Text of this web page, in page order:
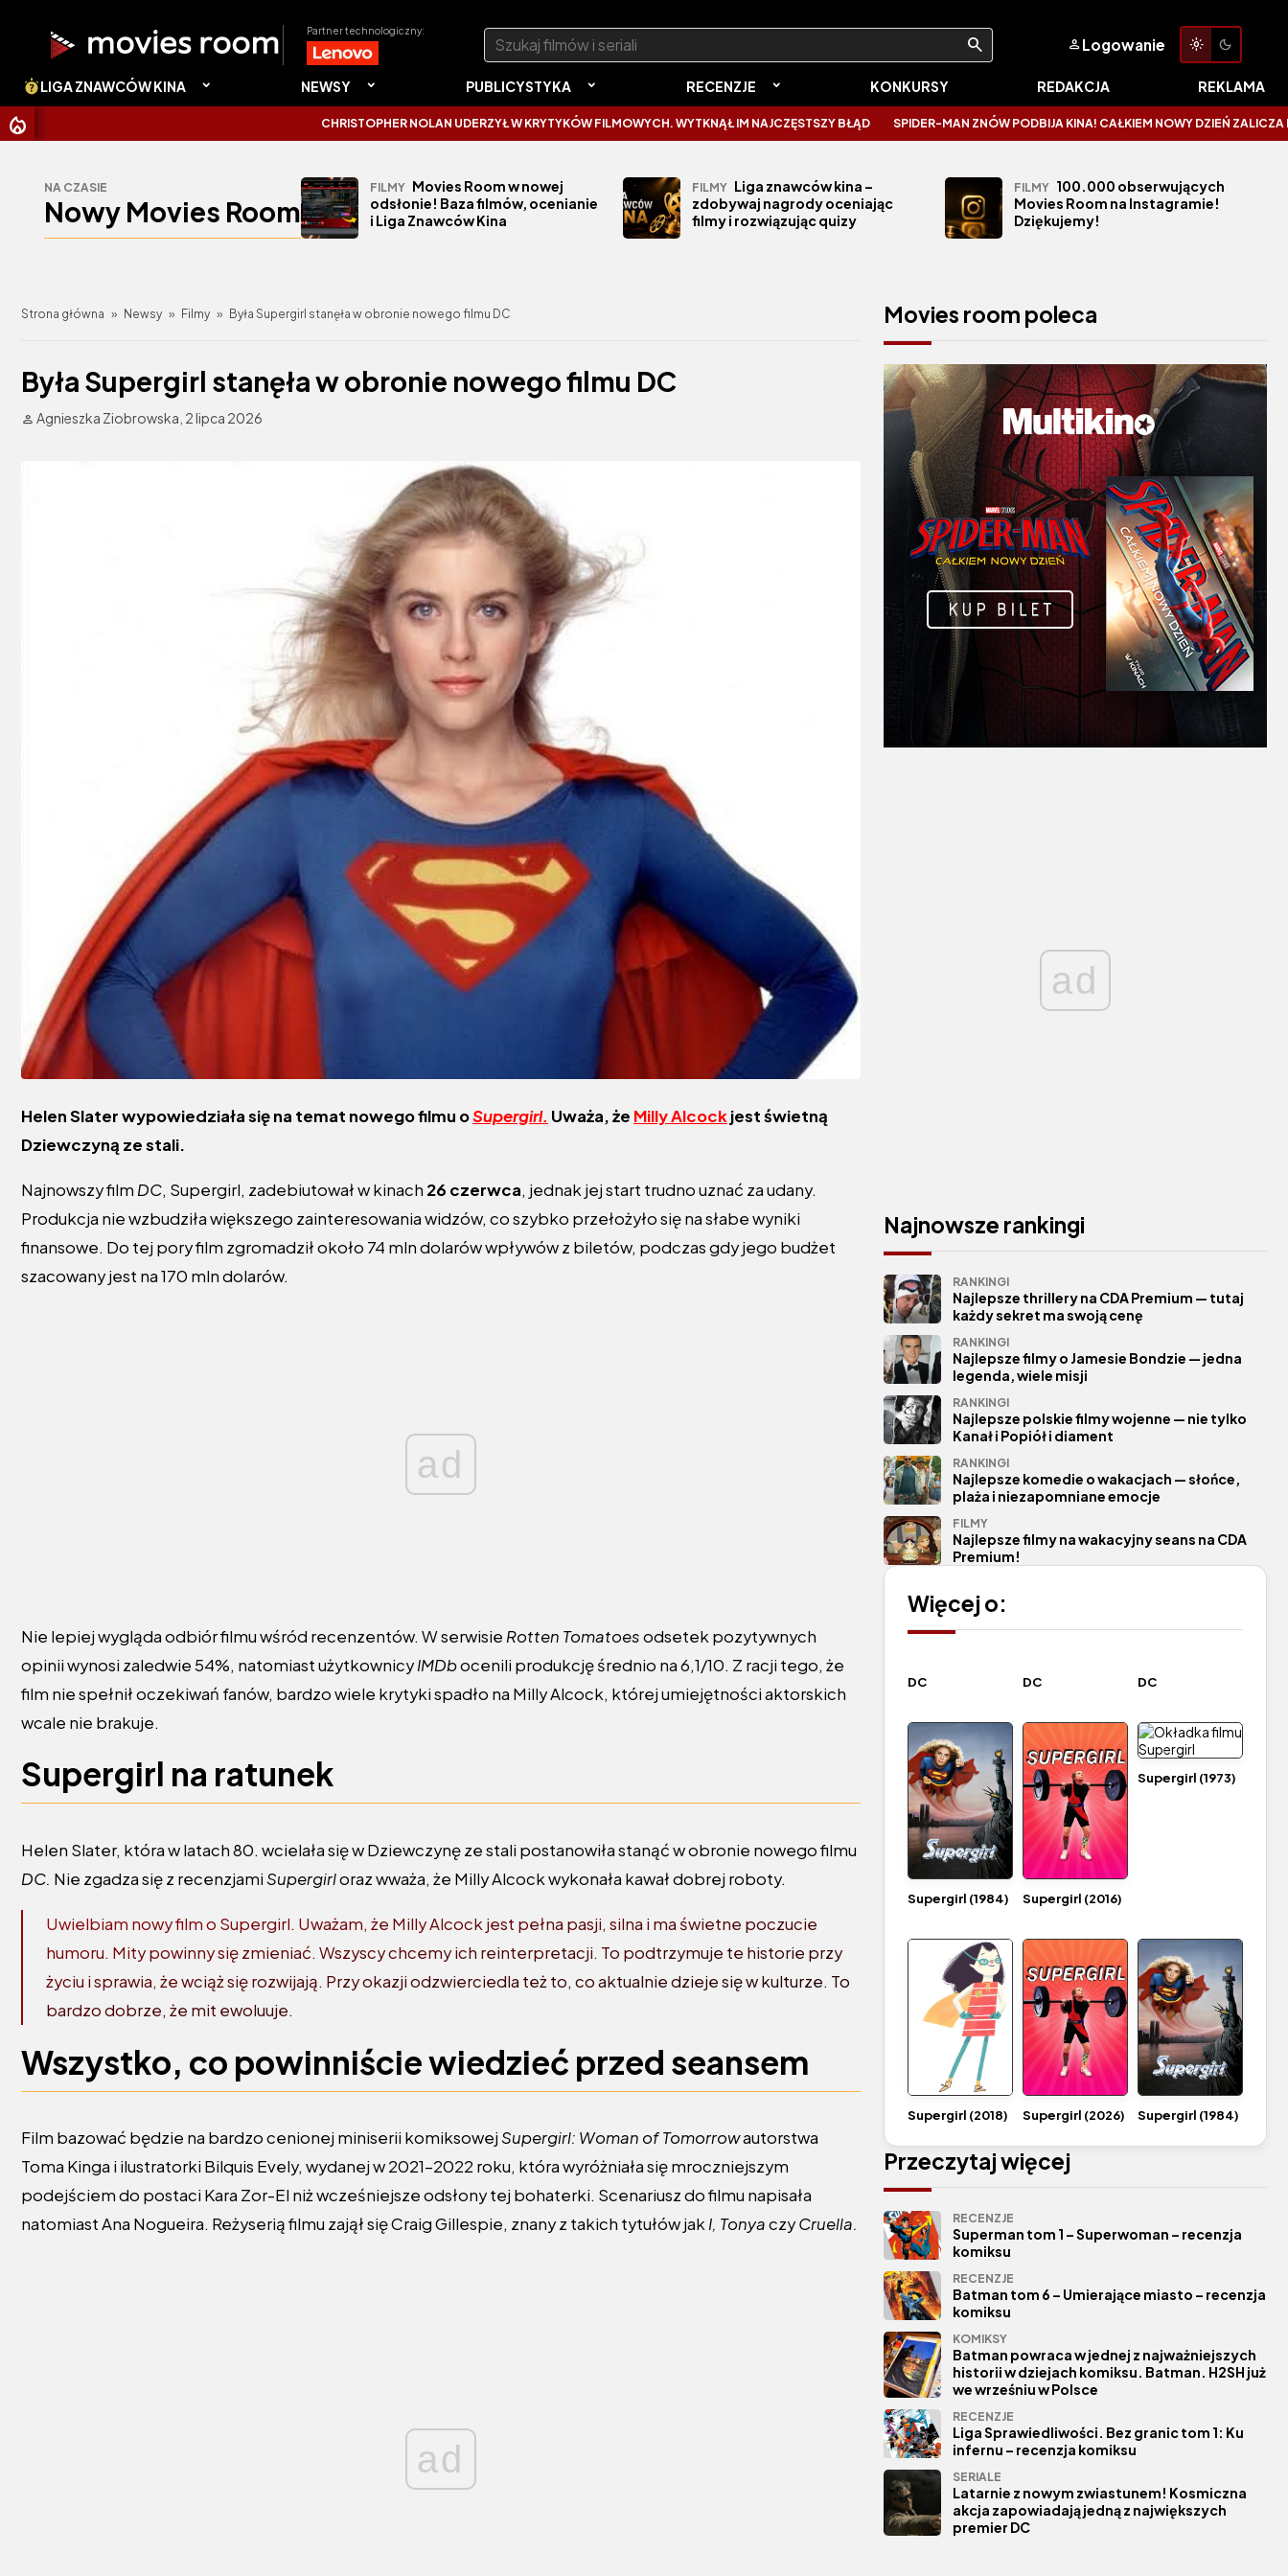
Partner technologiczny: Szukaj:
Logowanie
LIGA ZNAWCÓW KINA NEWSY PUBLICYSTYKA RECENZJE KONKURSY REDAKCJA REKLAMA
CHRISTOPHER NOLAN UDERZYŁ W KRYTYKÓW FILMOWYCH. WYTKNĄŁ IM NAJCZĘSTSZY BŁĄD SPIDER-MAN ZNÓW PODBIJA KINA! CAŁKIEM NOWY DZIEŃ ZALICZA
NA CZASIE
Nowy Movies Room
FILMY Movies Room w nowej
odsłonie! Baza filmów, ocenianie
i Liga Znawców Kina
FILMY Liga znawców kina –
zdobywaj nagrody oceniając
filmy i rozwiązując quizy
FILMY 100.000 obserwujących
Movies Room na Instagramie!
Dziękujemy!
Strona główna » Newsy » Filmy » Była Supergirl stanęła w obronie nowego filmu DC
Była Supergirl stanęła w obronie nowego filmu DC
Agnieszka Ziobrowska, 2 lipca 2026
Helen Slater wypowiedziała się na temat nowego filmu oSupergirl. Uważa, że Milly Alcockjest świetną
Dziewczyną ze stali.
Najnowszy film DC, Supergirl, zadebiutował w kinach 26 czerwca, jednak jej start trudno uznać za udany.
Produkcja nie wzbudziła większego zainteresowania widzów, co szybko przełożyło się na słabe wyniki
finansowe. Do tej pory film zgromadził około 74 mln dolarów wpływów z biletów, podczas gdy jego budżet
szacowany jest na 170 mln dolarów.
ad
Nie lepiej wygląda odbiór filmu wśród recenzentów. W serwisie Rotten Tomatoesodsetek pozytywnych
opinii wynosi zaledwie 54%, natomiast użytkownicyIMDbocenili produkcję średnio na 6,1/10. Z racji tego, że
film nie spełnił oczekiwań fanów, bardzo wiele krytyki spadło na Milly Alcock, której umiejętności aktorskich
wcale nie brakuje.
Supergirl na ratunek
Helen Slater, która w latach 80. wcielała się w Dziewczynę ze stali postanowiła stanąć w obronie nowego filmu
DC. Nie zgadza się z recenzjami Supergirloraz wważa, że Milly Alcock wykonała kawał dobrej roboty.
Uwielbiam nowy film o Supergirl. Uważam, że Milly Alcock jest pełna pasji, silna i ma świetne poczucie
humoru. Mity powinny się zmieniać. Wszyscy chcemy ich reinterpretacji. To podtrzymuje te historie przy
życiu i sprawia, że wciąż się rozwijają. Przy okazji odzwierciedla też to, co aktualnie dzieje się w kulturze. To
bardzo dobrze, że mit ewoluuje.
Wszystko, co powinniście wiedzieć przed seansem
Film bazować będzie na bardzo cenionej miniserii komiksowej Supergirl: Woman of Tomorrowautorstwa
Toma Kinga i ilustratorki Bilquis Evely, wydanej w 2021–2022 roku, która wyróżniała się mroczniejszym
podejściem do postaci Kara Zor-El niż wcześniejsze odsłony tej bohaterki. Scenariusz do filmu napisała
natomiast Ana Nogueira. Reżyserią filmu zajął się Craig Gillespie, znany z takich tytułów jakI, TonyaczyCruella.
ad
Movies room poleca
ad
Najnowsze rankingi
RANKINGI
Najlepsze thrillery na CDA Premium — tutaj
każdy sekret ma swoją cenę
RANKINGI
Najlepsze filmy o Jamesie Bondzie — jedna
legenda, wiele misji
RANKINGI
Najlepsze polskie filmy wojenne — nie tylko
Kanał i Popiół i diament
RANKINGI
Najlepsze komedie o wakacjach — słońce,
plaża i niezapomniane emocje
FILMY
Najlepsze filmy na wakacyjny seans na CDA
Premium!
Więcej o:
DC DC DC
Supergirl (1984) Supergirl (2016)
Supergirl (1973)
Supergirl (2018) Supergirl (2026) Supergirl (1984)
Przeczytaj więcej
RECENZJE
Superman tom 1 – Superwoman – recenzja
komiksu
RECENZJE
Batman tom 6 – Umierające miasto – recenzja
komiksu
KOMIKSY
Batman powraca w jednej z najważniejszych
historii w dziejach komiksu. Batman. H2SH już
we wrześniu w Polsce
RECENZJE
Liga Sprawiedliwości. Bez granic tom 1: Ku
infernu – recenzja komiksu
SERIALE
Latarnie z nowym zwiastunem! Kosmiczna
akcja zapowiadają jedną z największych
premier DC